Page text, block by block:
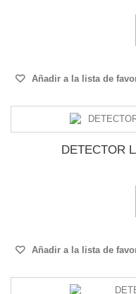
Añadir a la lista de
DETECTOR
Añadir a la lista de